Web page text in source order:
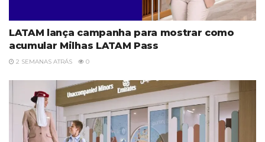
LATAM lança campanha para mostrar como
acumular Milhas LATAM Pass
2 SEMANAS ATRÁS 0